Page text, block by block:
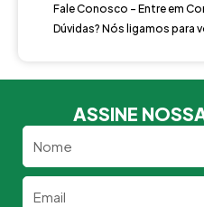
Fale Conosco - Entre em
Dúvidas? Nós ligamos para
ASSINE